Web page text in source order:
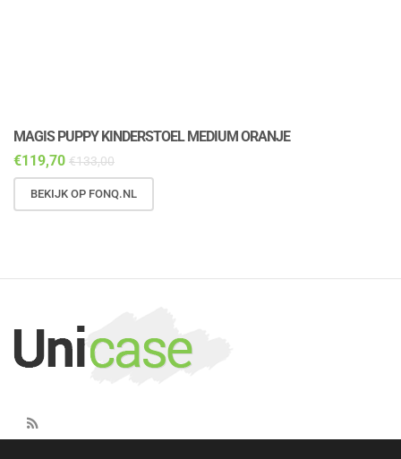
MAGIS PUPPY KINDERSTOEL MEDIUM ORANJE
€119,70 €133,00
BEKIJK OP FONQ.NL